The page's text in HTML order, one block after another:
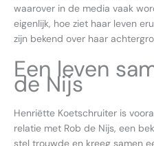
waarover in de media vaak
eigenlijk, hoe ziet haar leven
zijn bekend over haar
Een leven
de Nijs
Henriëtte Koetschruiter is
relatie met Rob de Nijs, een
stel trouwde en kreeg samen